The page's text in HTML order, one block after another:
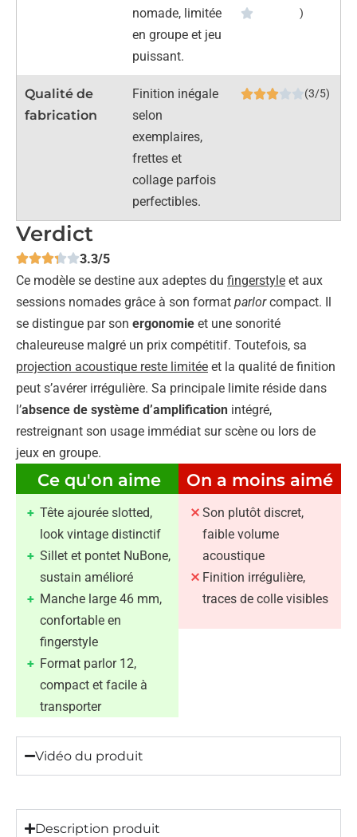
nomade, limitée
en groupe et jeu
puissant.
)
Qualité de
fabrication
Finition inégale
selon
exemplaires,
frettes et
collage parfois
perfectibles.
(3/5)
Verdict
3.3/5
Ce modèle se destine aux adeptes du fingerstyle et aux
sessions nomades grâce à son format parlorcompact. Il
se distingue par son ergonomie et une sonorité
chaleureuse malgré un prix compétitif. Toutefois, sa
projection acoustique reste limitée et la qualité de finition
peut s’avérer irrégulière. Sa principale limite réside dans
l’absence de système d’amplification intégré,
restreignant son usage immédiat sur scène ou lors de
jeux en groupe.
Ce qu'on aime
Tête ajourée slotted,
look vintage distinctif
Sillet et pontet NuBone,
sustain amélioré
Manche large 46 mm,
confortable en
fingerstyle
Format parlor 12,
compact et facile à
transporter
On a moins aimé
Son plutôt discret,
faible volume
acoustique
Finition irrégulière,
traces de colle visibles
Vidéo du produit
Description produit